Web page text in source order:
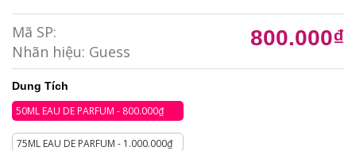
Mã SP:
Nhãn hiệu: Guess
800.000₫
Dung Tích
50ML EAU DE PARFUM - 800.000₫
75ML EAU DE PARFUM - 1.000.000₫